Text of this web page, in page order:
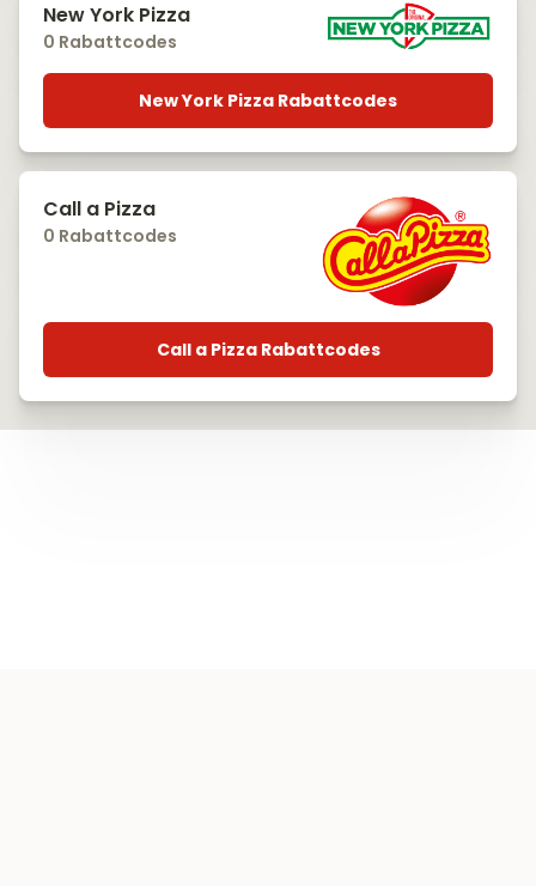
New York Pizza
0 Rabattcodes
New York Pizza Rabattcodes
Call a Pizza
0 Rabattcodes
Call a Pizza Rabattcodes